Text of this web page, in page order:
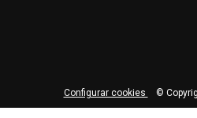
Configurar cookies ©